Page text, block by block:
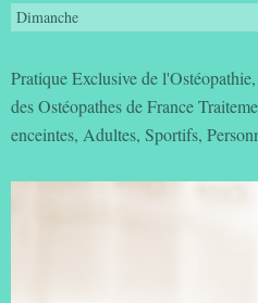
Dimanche
Pratique Exclusive de
des Ostéopathes de France
enceintes, Adultes, Sportifs,